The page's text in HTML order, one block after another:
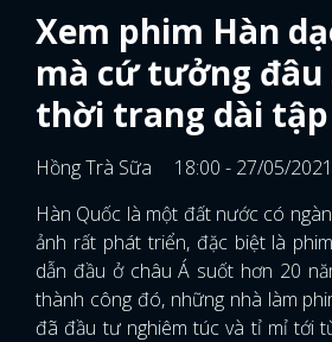
Xem phim Hàn
mà cứ tưởng đâu
thời trang dài tập
Hồng Trà Sữa
18:00 - 27/05/2021
Hàn Quốc là một đất nước có
ảnh rất phát triển, đặc biệt là
dẫn đầu ở châu Á suốt hơn 20
thành công đó, những nhà làm
đã đầu tư nghiêm túc và tỉ mỉ tới